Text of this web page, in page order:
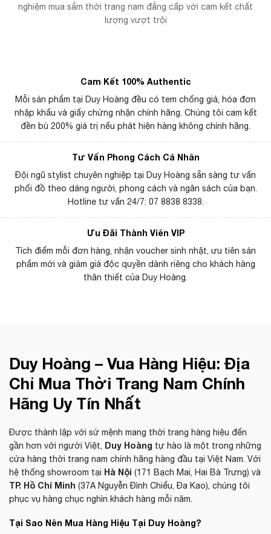
nghiệm mua sắm thời trang nam đẳng cấp với cam kết chất
lượng vượt trội
Cam Kết 100% Authentic
Mỗi sản phẩm tại Duy Hoàng đều có tem chống giả, hóa đơn
nhập khẩu và giấy chứng nhận chính hãng. Chúng tôi cam kết
đền bù 200% giá trị nếu phát hiện hàng không chính hãng.
Tư Vấn Phong Cách Cá Nhân
Đội ngũ stylist chuyên nghiệp tại Duy Hoàng sẵn sàng tư vấn
phối đồ theo dáng người, phong cách và ngân sách của bạn.
Hotline tư vấn 24/7: 07 8838 8338.
Ưu Đãi Thành Viên VIP
Tích điểm mỗi đơn hàng, nhận voucher sinh nhật, ưu tiên sản
phẩm mới và giảm giá độc quyền dành riêng cho khách hàng
thân thiết của Duy Hoàng.
Duy Hoàng – Vua Hàng Hiệu: Địa
Chỉ Mua Thời Trang Nam Chính
Hãng Uy Tín Nhất
Được thành lập với sứ mệnh mang thời trang hàng hiệu đến
gần hơn với người Việt, Duy Hoàng tự hào là một trong những
cửa hàng thời trang nam chính hãng hàng đầu tại Việt Nam. Với
hệ thống showroom tại Hà Nội (171 Bạch Mai, Hai Bà Trưng) và
TP. Hồ Chí Minh (37A Nguyễn Đình Chiểu, Đa Kao), chúng tôi
phục vụ hàng chục nghìn khách hàng mỗi năm.
Tại Sao Nên Mua Hàng Hiệu Tại Duy Hoàng?